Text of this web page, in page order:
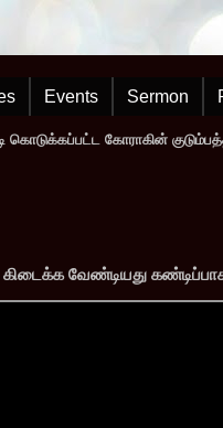
Events Sermon
கொடுக்கப்பட்ட கோராகின்
வேண்டியது